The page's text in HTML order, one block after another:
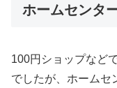
ホームセンタ
100円ショップなど
でしたが、ホームセ